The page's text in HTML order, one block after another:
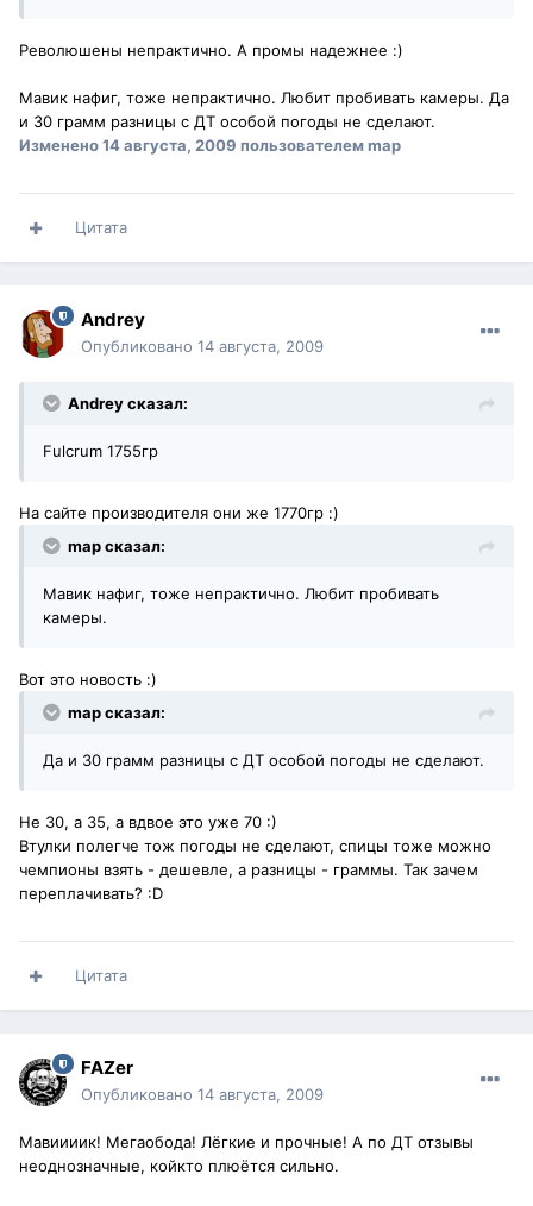
Революшены непрактично. А промы надежнее :)
Мавик нафиг, тоже непрактично. Любит пробивать камеры. Да
и 30 грамм разницы с ДТ особой погоды не сделают.
Изменено14 августа, 2009 пользователем map
Цитата
Andrey
Опубликовано 14 августа, 2009
Andrey сказал:
Fulcrum 1755гр
На сайте производителя они же 1770гр :)
map сказал:
Мавик нафиг, тоже непрактично. Любит пробивать
камеры.
Вот это новость :)
map сказал:
Да и 30 грамм разницы с ДТ особой погоды не сделают.
Не 30, а 35, а вдвое это уже 70 :)
Втулки полегче тож погоды не сделают, спицы тоже можно
чемпионы взять - дешевле, а разницы - граммы. Так зачем
переплачивать? :D
Цитата
FAZer
Опубликовано 14 августа, 2009
Мавиииик! Мегаобода! Лёгкие и прочные! А по ДТ отзывы
неоднозначные, койкто плюётся сильно.